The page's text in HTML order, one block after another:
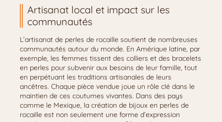
Artisanat local et impact sur les
communautés
L’artisanat de perles de rocaille soutient de nombreuses
communautés autour du monde. En Amérique latine, par
exemple, les femmes tissent des colliers et des bracelets
en perles pour subvenir aux besoins de leur famille, tout
en perpétuant les traditions artisanales de leurs
ancêtres. Chaque pièce vendue joue un rôle clé dans le
maintien de ces coutumes vivantes. Dans des pays
comme le Mexique, la création de bijoux en perles de
rocaille est non seulement une forme d’expression